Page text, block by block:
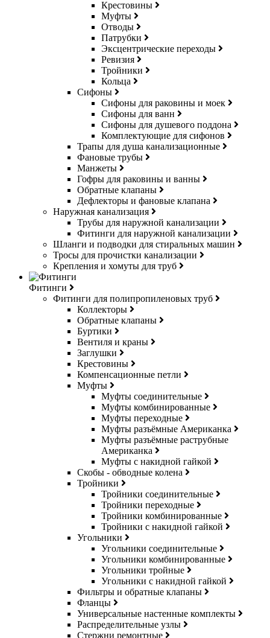
Крестовины
Муфты
Отводы
Патрубки
Эксцентрические переходы
Ревизия
Тройники
Кольца
Сифоны
Сифоны для раковины и моек
Сифоны для ванн
Сифоны для душевого поддона
Комплектующие для сифонов
Трапы для душа канализационные
Фановые трубы
Манжеты
Гофры для раковины и ванны
Обратные клапаны
Дефлекторы и фановые клапана
Наружная канализация
Трубы для наружной канализации
Фитинги для наружной канализации
Шланги и подводки для стиральных машин
Тросы для прочистки канализации
Крепления и хомуты для труб
Фитинги
Фитинги для полипропиленовых труб
Коллекторы
Обратные клапаны
Буртики
Вентиля и краны
Заглушки
Крестовины
Компенсационные петли
Муфты
Муфты соединительные
Муфты комбинированные
Муфты переходные
Муфты разъёмные Американка
Муфты разъёмные раструбные
Американка
Муфты с накидной гайкой
Скобы - обводные колена
Тройники
Тройники соединительные
Тройники переходные
Тройники комбинированные
Тройники с накидной гайкой
Угольники
Угольники соединительные
Угольники комбинированные
Угольники тройные
Угольники с накидной гайкой
Фильтры и обратные клапаны
Фланцы
Универсальные настенные комплекты
Распределительные узлы
Стержни ремонтные